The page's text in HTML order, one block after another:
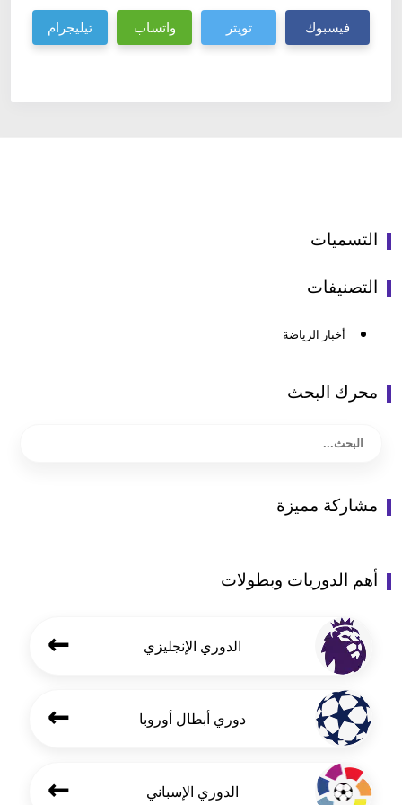
فيسبوك تويتر واتساب تيليجرام
التسميات
التصنيفات
أخبار الرياضة
محرك البحث
مشاركة مميزة
أهم الدوريات وبطولات
الدوري الإنجليزي ←
دوري أبطال أوروبا ←
الدوري الإسباني ←